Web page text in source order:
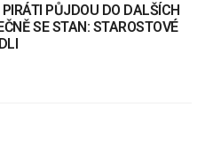
PŮJDOU DO DALŠÍCH
SE STAN: STAROSTOVÉ